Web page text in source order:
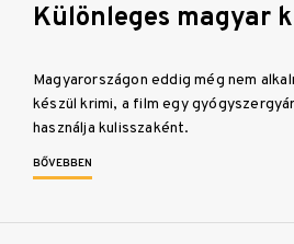
Különleges magyar
Magyarországon eddig még nem
készül krimi, a film egy
használja kulisszaként.
BŐVEBBEN